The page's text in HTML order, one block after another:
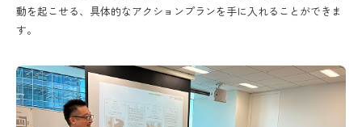
動を起こせる、具体的なアクションプランを手に入れることができま
す。